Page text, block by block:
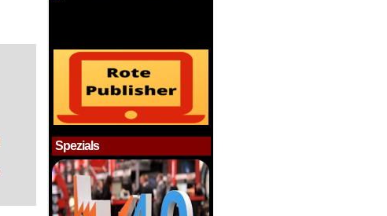
Spezials